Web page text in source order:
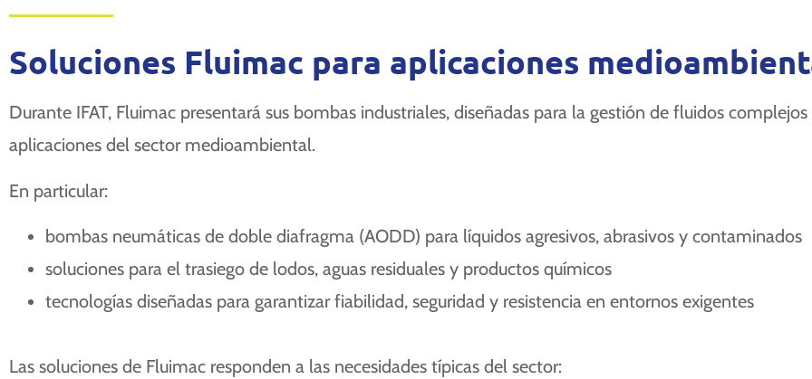
Soluciones Fluimac para aplicaciones
Durante IFAT, Fluimac presentará sus bombas industriales, diseñadas para la gestión de fluidos
aplicaciones del sector medioambiental.
En particular:
bombas neumáticas de doble diafragma (AODD) para líquidos agresivos, abrasivos y contaminados
soluciones para el trasiego de lodos, aguas residuales y productos químicos
tecnologías diseñadas para garantizar fiabilidad, seguridad y resistencia en entornos exigentes
Las soluciones de Fluimac responden a las necesidades típicas del sector: